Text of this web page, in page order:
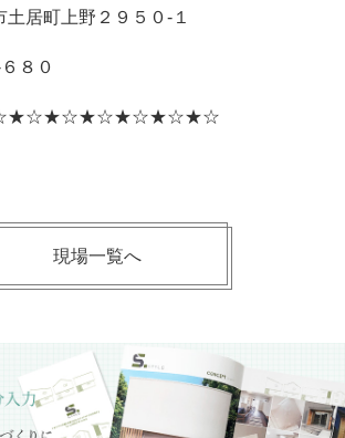
居町上野２９５０‐１
８０
現場一覧へ